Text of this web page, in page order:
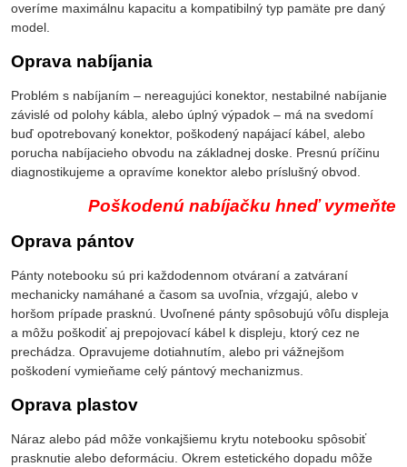
overíme maximálnu kapacitu a kompatibilný typ pamäte pre daný
model.
Oprava nabíjania
Problém s nabíjaním – nereagujúci konektor, nestabilné nabíjanie
závislé od polohy kábla, alebo úplný výpadok – má na svedomí
buď opotrebovaný konektor, poškodený napájací kábel, alebo
porucha nabíjacieho obvodu na základnej doske. Presnú príčinu
diagnostikujeme a opravíme konektor alebo príslušný obvod.
Poškodenú nabíjačku hneď vymeňte
Oprava pántov
Pánty notebooku sú pri každodennom otváraní a zatváraní
mechanicky namáhané a časom sa uvoľnia, vŕzgajú, alebo v
horšom prípade prasknú. Uvoľnené pánty spôsobujú vôľu displeja
a môžu poškodiť aj prepojovací kábel k displeju, ktorý cez ne
prechádza. Opravujeme dotiahnutím, alebo pri vážnejšom
poškodení vymieňame celý pántový mechanizmus.
Oprava plastov
Náraz alebo pád môže vonkajšiemu krytu notebooku spôsobiť
prasknutie alebo deformáciu. Okrem estetického dopadu môže